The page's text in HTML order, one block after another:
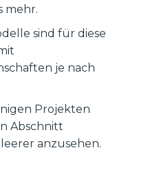
mehr.
sind für diese
je nach
Projekten
Abschnitt
anzusehen.